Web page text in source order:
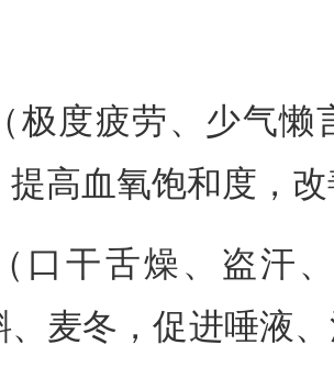
极度疲劳、少气懒
提高血氧饱和度，
口干舌燥、盗汗
、麦冬，促进唾液